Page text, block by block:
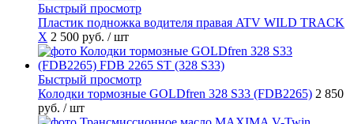
Быстрый просмотр
Пластик подножка водителя правая ATV WILD TRACK
X 2 500 руб. / шт
Быстрый просмотр
Колодки тормозные GOLDfren 328 S33 (FDB2265) 2 850
руб. / шт